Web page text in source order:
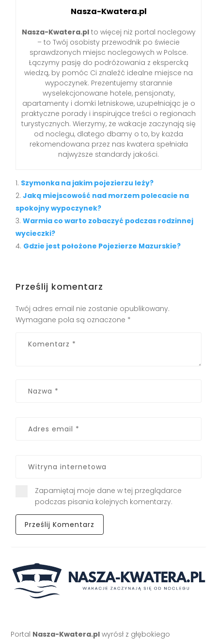
Nasza-Kwatera.pl
Nasza-Kwatera.plto więcej niż portal noclegowy
– to Twój osobisty przewodnik po świecie
sprawdzonych miejsc noclegowych w Polsce.
Łączymy pasję do podróżowania z ekspercką
wiedzą, by pomóc Ci znaleźć idealne miejsce na
wypoczynek. Prezentujemy starannie
wyselekcjonowane hotele, pensjonaty,
apartamenty i domki letniskowe, uzupełniając je o
praktyczne porady i inspirujące treści o regionach
turystycznych. Wierzymy, że wakacje zaczynają się
od noclegu, dlatego dbamy o to, by każda
rekomendowana przez nas kwatera spełniała
najwyższe standardy jakości.
Szymonka na jakim pojezierzu leży?
Jaką miejscowość nad morzem polecacie na
spokojny wypoczynek?
Warmia co warto zobaczyć podczas rodzinnej
wycieczki?
Gdzie jest położone Pojezierze Mazurskie?
Prześlij komentarz
Twój adres email nie zostanie opublikowany.
Wymagane pola są oznaczone *
Zapamiętaj moje dane w tej przeglądarce
podczas pisania kolejnych komentarzy.
Portal Nasza-Kwatera.pl wyrósł z głębokiego